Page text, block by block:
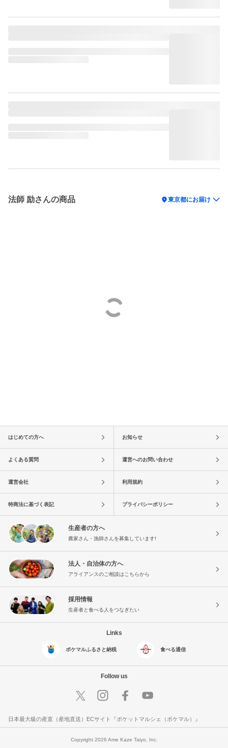
法師 励さんの商品 location_on東京都にお届け
はじめての方へ お知らせ
よくある質問 運営へのお問い合わせ
運営会社 利用規約
特商法に基づく表記 プライバシーポリシー
生産者の方へ
農家さん・漁師さんを募集しています!
法人・自治体の方へ
アライアンスのご相談はこちらから
採用情報
生産者と食べる人をつなぎたい
Links
ポケマルふるさと納税 食べる通信
Follow us
日本最大級の産直（産地直送）ECサイト『ポケットマルシェ（ポケマル）』
Copyright 2026 Ame Kaze Taiyo, Inc.